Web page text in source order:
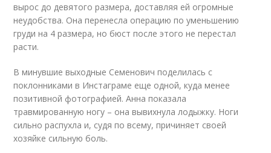
вырос до девятого размера, доставляя ей огромные
неудобства. Она перенесла операцию по уменьшению
груди на 4 размера, но бюст после этого не перестал
расти.
В минувшие выходные Семенович поделилась с
поклонниками в Инстаграме еще одной, куда менее
позитивной фотографией. Анна показала
травмированную ногу – она вывихнула лодыжку. Ноги
сильно распухла и, судя по всему, причиняет своей
хозяйке сильную боль.